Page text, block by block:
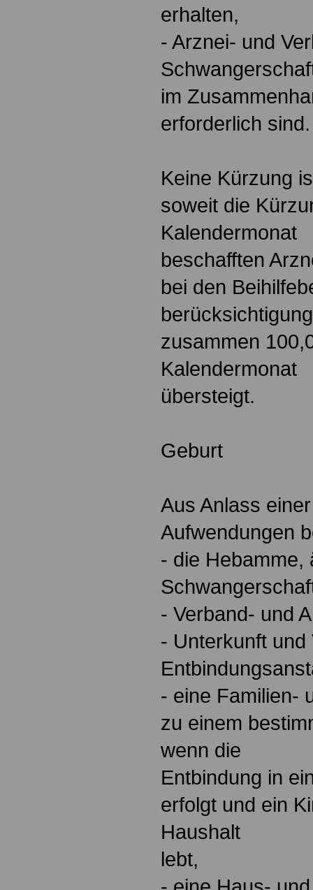
erhalten,
- Arznei- und
im
erforderlich sind.
Keine Kürzung
soweit die
Kalendermonat
beschafften
bei den
zusammen
Kalendermonat
übersteigt.
Geburt
Aus Anlass
Aufwendungen
- die Hebamme,
- Verband- und
- Unterkunft und
- eine Familien-
zu einem
wenn die
Entbindung in
erfolgt und ein
Haushalt
lebt,